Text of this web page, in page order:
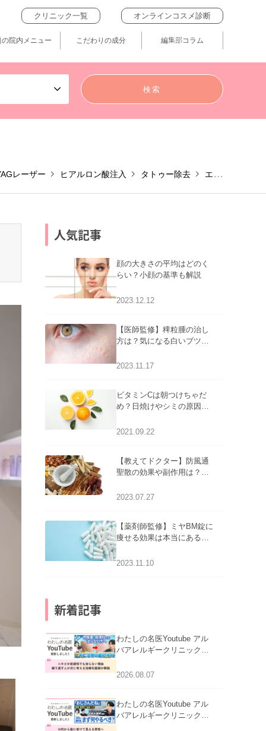
クリニック一覧 オンラインコスメ診断
の院内メニュー こだわりの成分 編集部コラム
レーザー ヒアルロン酸注入 タトゥー除去 エラ形成（ボトックス注射）
人気記事
顔の大きさの平均はどのく
らい？小顔の基準も解説
2023.12.12
【医師監修】稗粒腫の治し
方は？気になる白いブツブ
アについて
2023.11.17
ビタミンCは朝つけちゃだ
め？日焼けやシミの原因に
2021.09.22
【教えてドクター】防風通
聖散の効果や副作用は？長
2023.07.27
【薬剤師監修】ミヤBM錠に
痩せる効果は本当にある
2023.11.10
新着記事
わたしの名医Youtube アル
バアレルギークリニック札
らない理由｜繰り返す人が
2026.08.07
わたしの名医Youtube アル
バアレルギークリニック札